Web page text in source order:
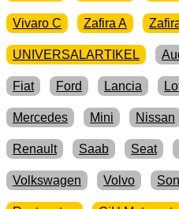
Vivaro C Zafira A
UNIVERSALARTIKEL
Fiat Ford Lancia
Mercedes Mini Nissan
Renault Saab Seat
Volkswagen Volvo